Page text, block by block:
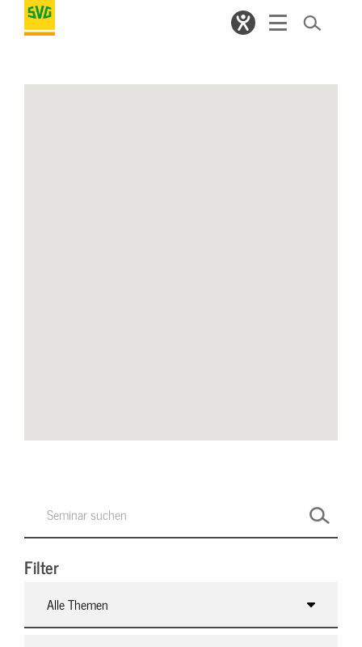
Filter
Alle Themen